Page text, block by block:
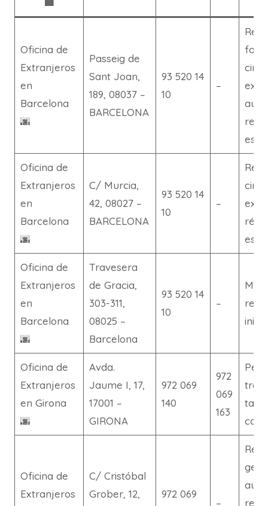
Oficina de
Extranjeros
en
Barcelona
🌆
Passeig de
Sant Joan,
189, 08037 –
BARCELONA
93 520 14
10
–
Oficina de
Extranjeros
en
Barcelona
🌆
C/ Murcia,
42, 08027 –
BARCELONA
93 520 14
10
–
Oficina de
Extranjeros
en
Barcelona
🌆
Travesera
de Gracia,
303-311,
08025 –
Barcelona
93 520 14
10
–
Oficina de
Extranjeros
en Girona
🌆
Avda.
Jaume I, 17,
17001 –
GIRONA
972 069
140
972
069
163
Oficina de
Extranjeros
C/ Cristóbal
Grober, 12,
972 069
–